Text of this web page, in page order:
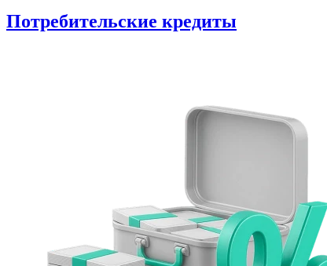
Потребительские кредиты